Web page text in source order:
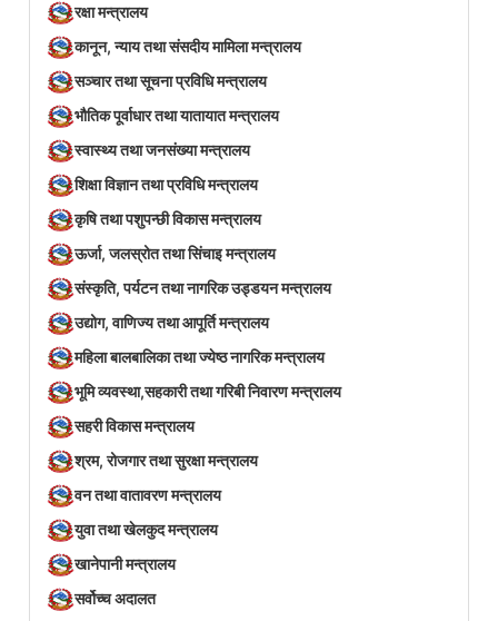
रक्षा मन्त्रालय
कानून, न्याय तथा संसदीय मामिला मन्त्रालय
सञ्‍चार तथा सूचना प्रविधि मन्त्रालय
भौतिक पूर्वाधार तथा यातायात मन्त्रालय
स्वास्थ्य तथा जनसंख्या मन्त्रालय
शिक्षा विज्ञान तथा प्रविधि मन्त्रालय
कृषि तथा पशुपन्छी विकास मन्त्रालय
ऊर्जा, जलस्रोत तथा सिंचाइ मन्त्रालय
संस्कृति, पर्यटन तथा नागरिक उड्डयन मन्त्रालय
उद्योग, वाणिज्य तथा आपूर्ति मन्त्रालय
महिला बालबालिका तथा ज्येष्ठ नागरिक मन्त्रालय
भूमि व्यवस्था,सहकारी तथा गरिबी निवारण मन्त्रालय
सहरी विकास मन्त्रालय
श्रम, रोजगार तथा सुरक्षा मन्त्रालय
वन तथा वातावरण मन्त्रालय
युवा तथा खेलकुद मन्त्रालय
खानेपानी मन्त्रालय
सर्वोच्च अदालत